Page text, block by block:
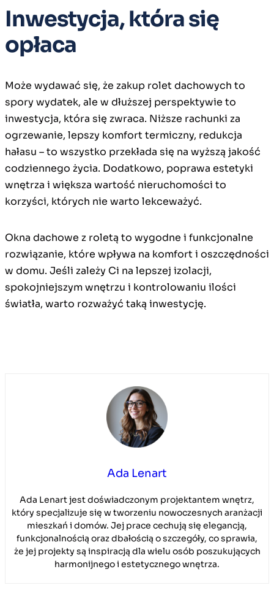
Inwestycja, która się
opłaca
Może wydawać się, że zakup rolet dachowych to
spory wydatek, ale w dłuższej perspektywie to
inwestycja, która się zwraca. Niższe rachunki za
ogrzewanie, lepszy komfort termiczny, redukcja
hałasu – to wszystko przekłada się na wyższą jakość
codziennego życia. Dodatkowo, poprawa estetyki
wnętrza i większa wartość nieruchomości to
korzyści, których nie warto lekceważyć.
Okna dachowe z roletą to wygodne i funkcjonalne
rozwiązanie, które wpływa na komfort i oszczędności
w domu. Jeśli zależy Ci na lepszej izolacji,
spokojniejszym wnętrzu i kontrolowaniu ilości
światła, warto rozważyć taką inwestycję.
Ada Lenart
Ada Lenart jest doświadczonym projektantem wnętrz,
który specjalizuje się w tworzeniu nowoczesnych aranżacji
mieszkań i domów. Jej prace cechują się elegancją,
funkcjonalnością oraz dbałością o szczegóły, co sprawia,
że jej projekty są inspiracją dla wielu osób poszukujących
harmonijnego i estetycznego wnętrza.